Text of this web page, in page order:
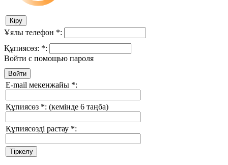
Ұялы телефон *:
Құпиясөз: *:
Войти с помощью пароля
E-mail мекенжайы *:
Құпиясөз *: (кемінде 6 таңба)
Құпиясөзді растау *: